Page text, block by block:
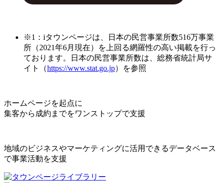
※1：iタウンページは、日本の民営事業所数516万事業
所（2021年6月現在）を上回る網羅性の高い掲載を行っ
ております。日本の民営事業所数は、総務省統計局サ
イト（https://www.stat.go.jp）を参照
ホームページを起点に
集客から成約までをワンストップで支援
地域のビジネスやマーケティングに活用できるデータベース
で事業活動を支援